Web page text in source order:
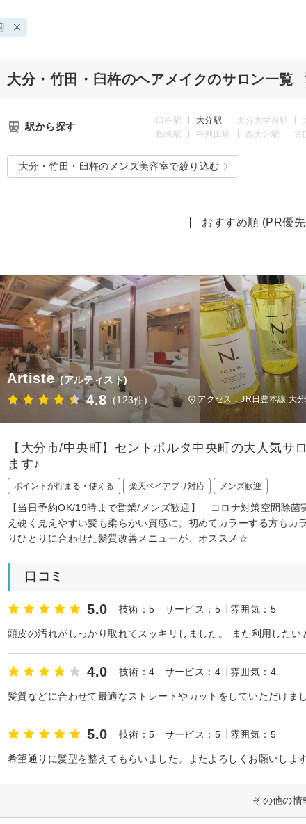
大分・竹田・臼杵のヘアメイクのサロン一覧
駅から探す
臼杵駅 大分駅 大分大学前駅
鶴崎駅
中判田駅 西大分駅 古
大分・竹田・臼杵のメンズ美容室で絞り込む
おすすめ順 (PR優
Artiste (アルティスト)
4.8 (123件) アクセス：JR日豊本線 大
【大分市/中央町】セントポルタ中央町の大人気
ます♪
ポイントが貯まる・使える 楽天ペイアプリ対応 メンズ歓迎
【当日予約OK/19時まで営業/メンズ歓迎】 コロナ対策空間除
え硬く見えやすい髪も柔らかい質感に。初めてカラーする方も
りひとりに合わせた髪質改善メニューが、オススメ☆
口コミ
5.0 技術：5 サービス：5 雰囲気：5
頭皮の汚れがしっかり取れてスッキリしました。 また利用したい
4.0 技術：4 サービス：4 雰囲気：4
髪質などに合わせて最適なストレートやカットをしていただけまし
5.0 技術：5 サービス：5 雰囲気：5
希望通りに髪型を整えてもらいました。またよろしくお願いします
その他の情